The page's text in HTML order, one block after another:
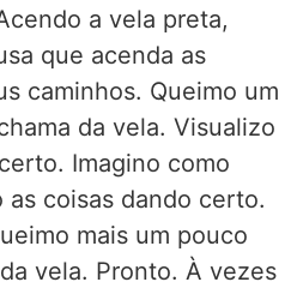
a vela preta,
que acenda as
caminhos. Queimo um
da vela. Visualizo
Imagino como
coisas dando certo.
mais um pouco
vela. Pronto. À vezes